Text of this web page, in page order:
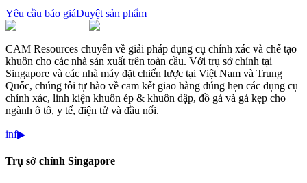
Yêu cầu báo giáDuyệt sản phẩm
CAM Resources chuyên về giải pháp dụng cụ chính xác và chế tạo
khuôn cho các nhà sản xuất trên toàn cầu. Với trụ sở chính tại
Singapore và các nhà máy đặt chiến lược tại Việt Nam và Trung
Quốc, chúng tôi tự hào về cam kết giao hàng đúng hẹn các dụng cụ
chính xác, linh kiện khuôn ép & khuôn dập, đồ gá và gá kẹp cho
ngành ô tô, y tế, điện tử và đầu nối.
inf▶
Trụ sở chính Singapore